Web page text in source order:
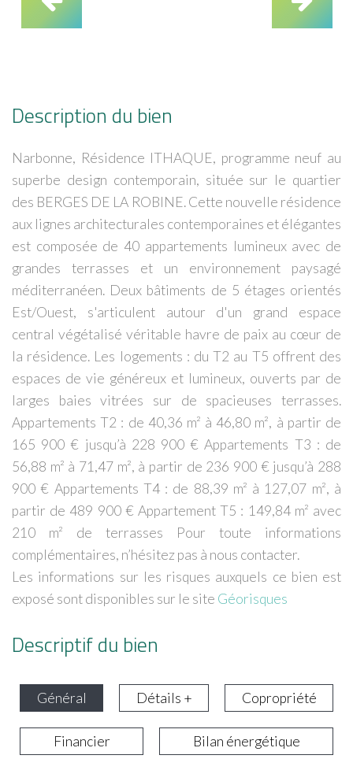
Description du bien
Narbonne, Résidence ITHAQUE, programme neuf au
superbe design contemporain, située sur le quartier
des BERGES DE LA ROBINE. Cette nouvelle résidence
aux lignes architecturales contemporaines et élégantes
est composée de 40 appartements lumineux avec de
grandes terrasses et un environnement paysagé
méditerranéen. Deux bâtiments de 5 étages orientés
Est/Ouest, s'articulent autour d'un grand espace
central végétalisé véritable havre de paix au cœur de
la résidence. Les logements : du T2 au T5 offrent des
espaces de vie généreux et lumineux, ouverts par de
larges baies vitrées sur de spacieuses terrasses.
Appartements T2 : de 40,36 m² à 46,80 m², à partir de
165 900 € jusqu’à 228 900 € Appartements T3 : de
56,88 m² à 71,47 m², à partir de 236 900 € jusqu’à 288
900 € Appartements T4 : de 88,39 m² à 127,07 m², à
partir de 489 900 € Appartement T5 : 149,84 m² avec
210 m² de terrasses Pour toute informations
complémentaires, n’hésitez pas à nous contacter.
Les informations sur les risques auxquels ce bien est
exposé sont disponibles sur le site Géorisques
Descriptif du bien
Général Détails + Copropriété
Financier Bilan énergétique